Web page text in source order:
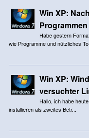
Win XP:
Habe gestern
wie Programme und nützliches
Win XP:
versuchter
Hallo, ich habe
installieren als zweites Betr...